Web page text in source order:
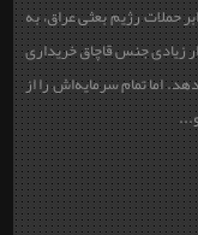
حملات رژیم بعثی عراق، به
زیادی جنس قاچاق خریداری
اما تمام سرمایه‌اش را از